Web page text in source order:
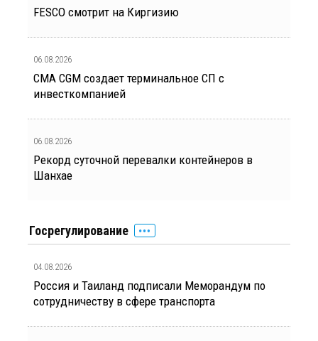
FESCO смотрит на Киргизию
06.08.2026
CMA CGM создает терминальное СП с
инвесткомпанией
06.08.2026
Рекорд суточной перевалки контейнеров в
Шанхае
Госрегулирование
04.08.2026
Россия и Таиланд подписали Меморандум по
сотрудничеству в сфере транспорта